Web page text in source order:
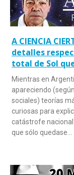
A CIENCIA
detalles
total de Sol
Mientras en
apareciendo
sociales) teorías
curiosas para
catástrofe
que sólo quedase…